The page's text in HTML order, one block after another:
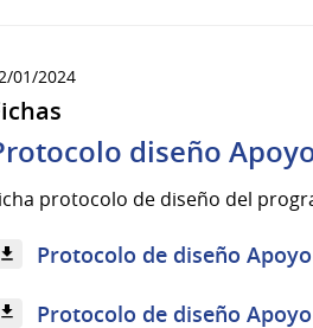
01/2024
diseño
protocolo de diseño del
Protocolo de diseño
Protocolo de diseño